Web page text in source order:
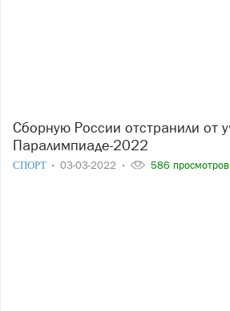
Сборную России отстранили от участия в
Паралимпиаде-2022
СПОРТ 03-03-2022 586 просмотров